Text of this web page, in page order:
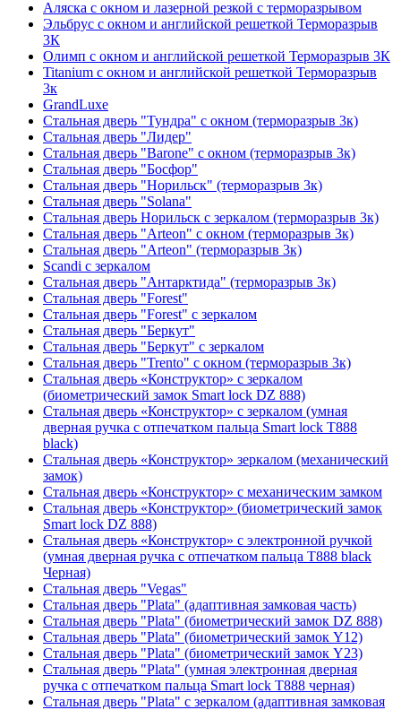
Аляска с окном и лазерной резкой с терморазрывом
Эльбрус с окном и английской решеткой Терморазрыв
3К
Олимп с окном и английской решеткой Терморазрыв 3К
Titanium с окном и английской решеткой Терморазрыв
3к
GrandLuxe
Стальная дверь "Тундра" с окном (терморазрыв 3к)
Стальная дверь "Лидер"
Стальная дверь "Barone" с окном (терморазрыв 3к)
Стальная дверь "Босфор"
Стальная дверь "Норильск" (терморазрыв 3к)
Стальная дверь "Solana"
Стальная дверь Норильск с зеркалом (терморазрыв 3к)
Стальная дверь "Arteon" с окном (терморазрыв 3к)
Стальная дверь "Arteon" (терморазрыв 3к)
Scandi с зеркалом
Стальная дверь "Антарктида" (терморазрыв 3к)
Стальная дверь "Forest"
Стальная дверь "Forest" с зеркалом
Стальная дверь "Беркут"
Стальная дверь "Беркут" с зеркалом
Стальная дверь "Trento" с окном (терморазрыв 3к)
Стальная дверь «Конструктор» с зеркалом
(биометрический замок Smart lock DZ 888)
Стальная дверь «Конструктор» с зеркалом (умная
дверная ручка с отпечатком пальца Smart lock T888
black)
Стальная дверь «Конструктор» зеркалом (механический
замок)
Стальная дверь «Конструктор» с механическим замком
Стальная дверь «Конструктор» (биометрический замок
Smart lock DZ 888)
Стальная дверь «Конструктор» с электронной ручкой
(умная дверная ручка с отпечатком пальца T888 black
Черная)
Стальная дверь "Vegas"
Стальная дверь "Plata" (адаптивная замковая часть)
Стальная дверь "Plata" (биометрический замок DZ 888)
Стальная дверь "Plata" (биометрический замок Y12)
Стальная дверь "Plata" (биометрический замок Y23)
Стальная дверь "Plata" (умная электронная дверная
ручка с отпечатком пальца Smart lock T888 черная)
Стальная дверь "Plata" с зеркалом (адаптивная замковая